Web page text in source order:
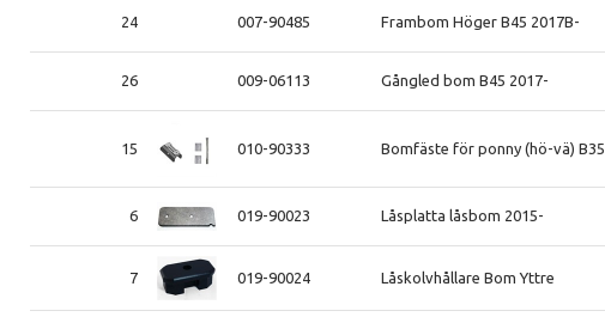
24 007-90485 Frambom Höger B45 2017B-
26 009-06113 Gångled bom B45 2017-
15 010-90333 Bomfäste för ponny (hö-vä)
6 019-90023 Låsplatta låsbom 2015-
7 019-90024 Låskolvhållare Bom Yttre